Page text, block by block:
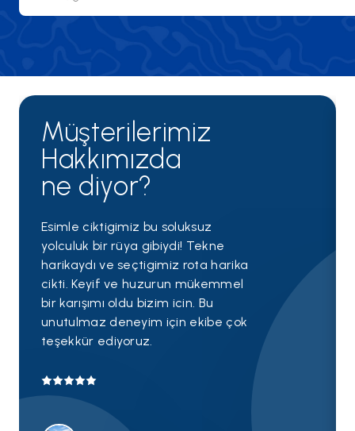
Müşterilerimiz
Hakkımızda
ne diyor?
Esimle ciktigimiz bu soluksuz
yolculuk bir rüya gibiydi! Tekne
harikaydı ve seçtigimiz rota harika
cikti. Keyif ve huzurun mükemmel
bir karışımı oldu bizim icin. Bu
unutulmaz deneyim için ekibe çok
teşekkür ediyoruz.